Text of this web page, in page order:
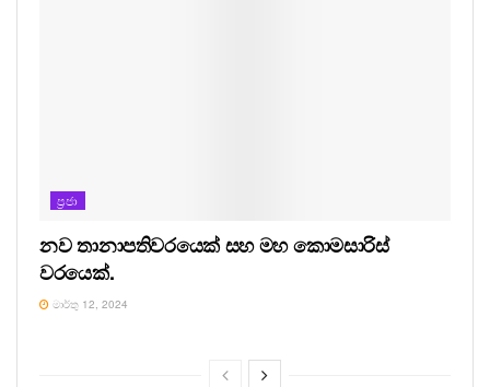
ප්‍රජා
නව තානාපතිවරයෙක් සහ මහ කොමසාරිස්
වරයෙක්.
මාර්තු 12, 2024